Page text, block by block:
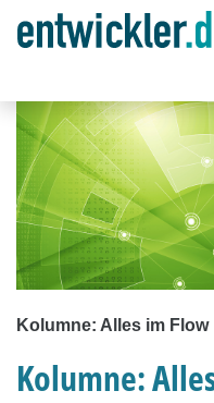
Kolumne: Alles im Flow
Kolumne: